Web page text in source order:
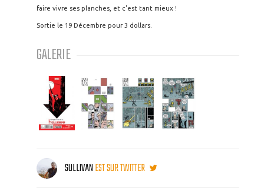
faire vivre ses planches, et c'est tant mieux !
Sortie le 19 Décembre pour 3 dollars.
GALERIE
SULLIVANEST SUR TWITTER